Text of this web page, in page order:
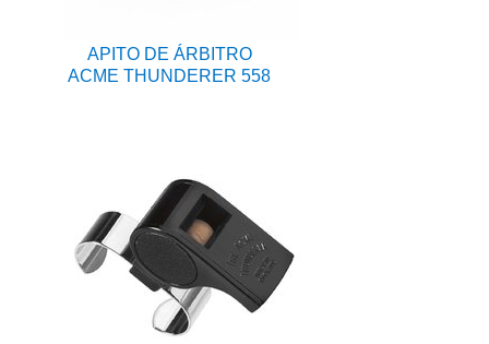
APITO DE ÁRBITRO
ACME THUNDERER 558